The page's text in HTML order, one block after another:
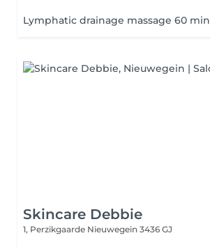
Lymphatic drainage massage 60 min
Skincare Debbie
1, Perzikgaarde Nieuwegein 3436 GJ